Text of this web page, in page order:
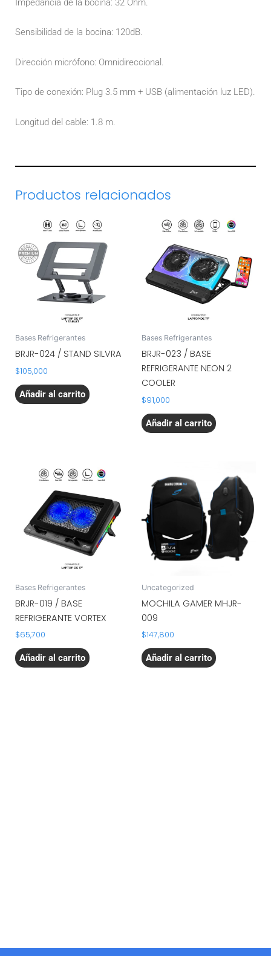
Impedancia de la bocina: 32 Ohm.
Sensibilidad de la bocina: 120dB.
Dirección micrófono: Omnidireccional.
Tipo de conexión: Plug 3.5 mm + USB (alimentación luz LED).
Longitud del cable: 1.8 m.
Productos relacionados
Bases Refrigerantes
BRJR-024 / STAND SILVRA
$105,000
Añadir al carrito
Bases Refrigerantes
BRJR-023 / BASE
REFRIGERANTE NEON 2
COOLER
$91,000
Añadir al carrito
Bases Refrigerantes
BRJR-019 / BASE
REFRIGERANTE VORTEX
$65,700
Añadir al carrito
Uncategorized
MOCHILA GAMER MHJR-
009
$147,800
Añadir al carrito